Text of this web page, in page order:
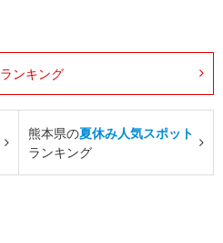
ランキング
熊本県の夏休み人気スポット
ランキング